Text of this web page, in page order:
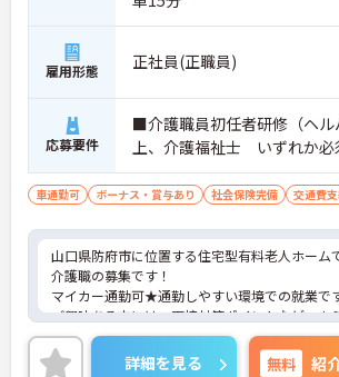
雇用形態 正社員(正職員)
応募要件
■介護職員初任者研修（ヘル
上、介護福祉士 いずれか必
車通勤可 ボーナス・賞与あり 社会保険完備 交通費
山口県防府市に位置する住宅型有料老人ホーム
介護職の募集です！
マイカー通勤可★通勤しやすい環境での就業で
ご興味ある方には、面接対策ポイントなど、さ
詳細をお話しいたしますのでお気軽にご相談く
い。
詳細を見る 無料 紹